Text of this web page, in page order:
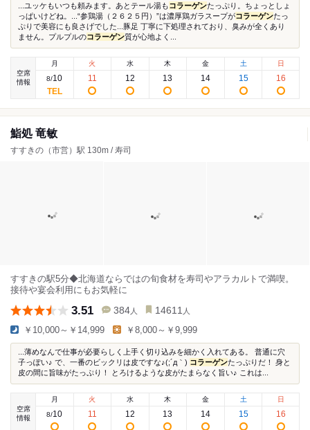
...ユッケもいつも頼みます。あとテール湯もコラーゲンたっぷり。ちょっとしょ
っぱいけどね。...“参鶏湯（２６２５円）”は濃厚鶏ガラスープがコラーゲンたっ
ぷりで美容にも良さげでした...豚足 丁寧に下処理されており、臭みが全くあり
ません。プルプルのコラーゲン質が心地よく...
空席
情報
月
8/10
火
11
水
12
木
13
金
14
土
15
日
16
鮨処 竜敏
すすきの（市営）駅 130m / 寿司
すすきの駅5分◆北海道ならではの旬食材を寿司やアラカルトで満喫。
接待や宴会利用にもお気軽に
3.51 384 人 14611 人
￥10,000～￥14,999 ￥8,000～￥9,999
...薄めなんで仕事が必要らしく上手く切り込みを細かく入れてある。 普通に穴
子っぽい♪ で、一番のビックリは皮ですな♪(;´д｀) コラーゲンたっぷりだ！ 身と
皮の間に旨味がたっぷり！ とろけるような皮がたまらなく旨い♪ これは...
空席
情報
月
8/10
火
11
水
12
木
13
金
14
土
15
日
16